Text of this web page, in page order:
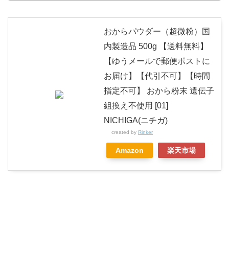
おからパウダー（超微粉）国
内製造品 500g 【送料無料】
【ゆうメールで郵便ポストに
お届け】【代引不可】【時間
指定不可】 おから粉末 遺伝子
組換え不使用 [01]
NICHIGA(ニチガ)
created by Rinker
Amazon 楽天市場